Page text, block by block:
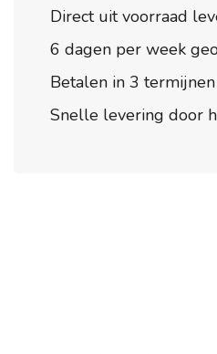
Direct uit voorraad
6 dagen per week
Betalen in 3 termijnen
Snelle levering door